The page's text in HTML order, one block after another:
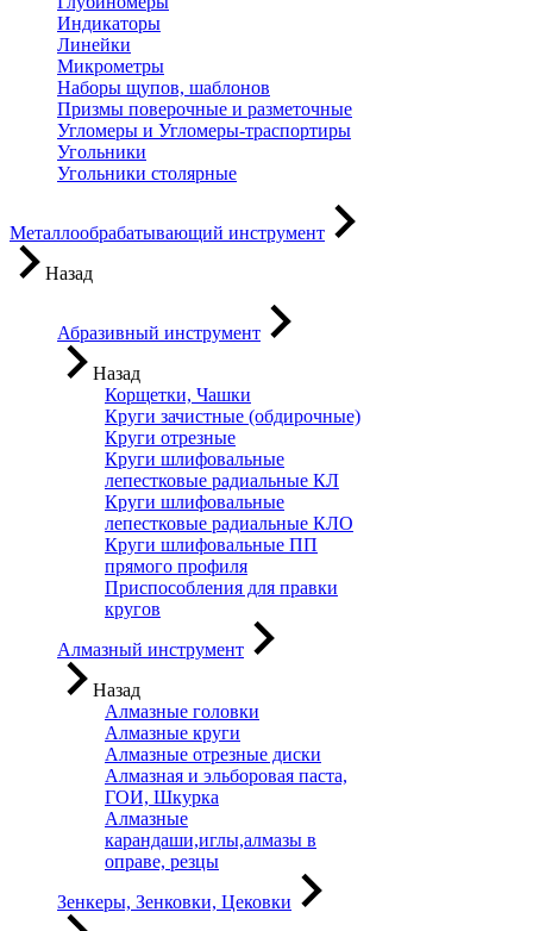
Индикаторы
Линейки
Микрометры
Наборы щупов, шаблонов
Призмы поверочные и разметочные
Угломеры и Угломеры-траспортиры
Угольники
Угольники столярные
Металлообрабатывающий инструмент
Назад
Абразивный инструмент
Назад
Корщетки, Чашки
Круги зачистные (обдирочные)
Круги отрезные
Круги шлифовальные
лепестковые радиальные КЛ
Круги шлифовальные
лепестковые радиальные КЛО
Круги шлифовальные ПП
прямого профиля
Приспособления для правки
кругов
Алмазный инструмент
Назад
Алмазные головки
Алмазные круги
Алмазные отрезные диски
Алмазная и эльборовая паста,
ГОИ, Шкурка
Алмазные
карандаши,иглы,алмазы в
оправе, резцы
Зенкеры, Зенковки, Цековки